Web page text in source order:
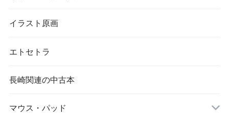
画像／長崎市／景観
イラスト原画
エトセトラ
長崎関連の中古本
マウス・パッド